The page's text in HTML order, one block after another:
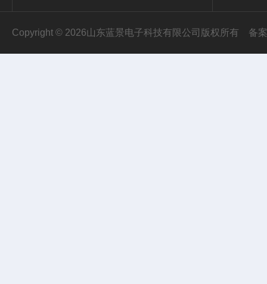
Copyright © 2026山东蓝景电子科技有限公司版权所有 备